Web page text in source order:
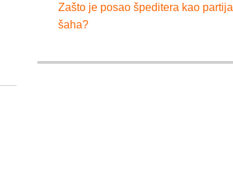
Zašto je posao špeditera kao partija
šaha?